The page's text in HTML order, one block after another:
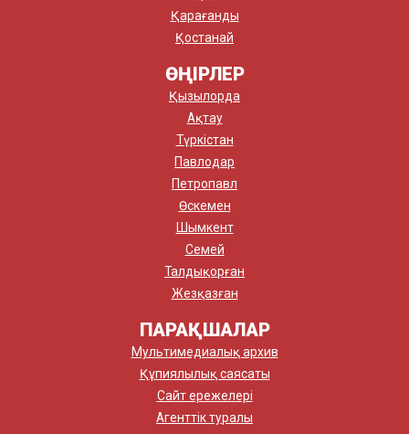
Қарағанды
Қостанай
ӨҢІРЛЕР
Қызылорда
Ақтау
Түркістан
Павлодар
Петропавл
Өскемен
Шымкент
Семей
Талдықорған
Жезқазған
ПАРАҚШАЛАР
Мультимедиалық архив
Құпиялылық саясаты
Сайт ережелері
Агенттік туралы